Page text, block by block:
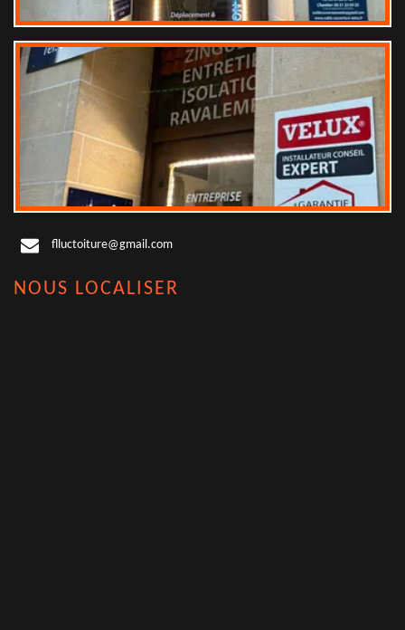
flluctoiture@gmail.com
NOUS LOCALISER